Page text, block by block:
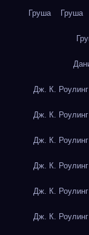
Груша Груша
Дж. К.
Дж. К.
Дж. К.
Дж. К.
Дж. К.
Дж. К.